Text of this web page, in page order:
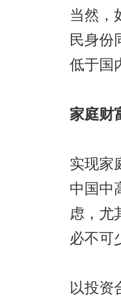
当然，
民身份
低于国
家庭财
实现家
中国中
虑，尤
必不可
以投资